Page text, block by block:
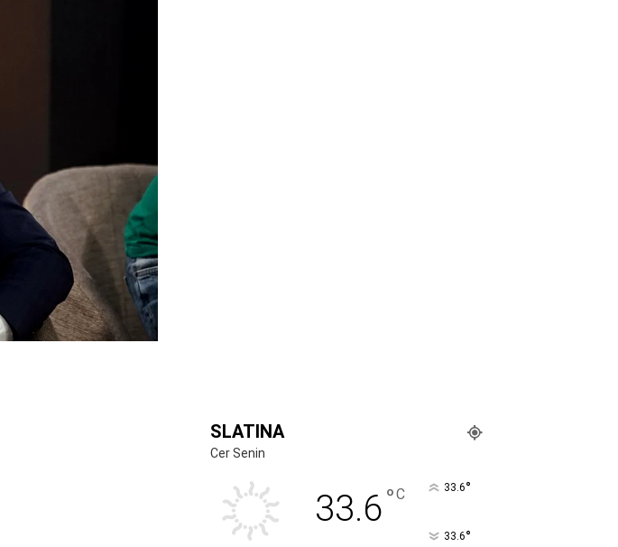
SLATINA
Cer Senin
33.6°C 33.6°
33.6°